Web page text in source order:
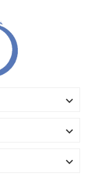


